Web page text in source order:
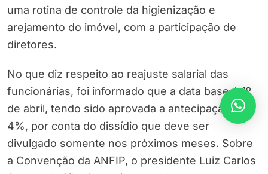
uma rotina de controle da higienização e
arejamento do imóvel, com a participação de
diretores.
No que diz respeito ao reajuste salarial das
funcionárias, foi informado que a data base é 1º
de abril, tendo sido aprovada a antecipação de
4%, por conta do dissídio que deve ser
divulgado somente nos próximos meses. Sobre
a Convenção da ANFIP, o presidente Luiz Carlos